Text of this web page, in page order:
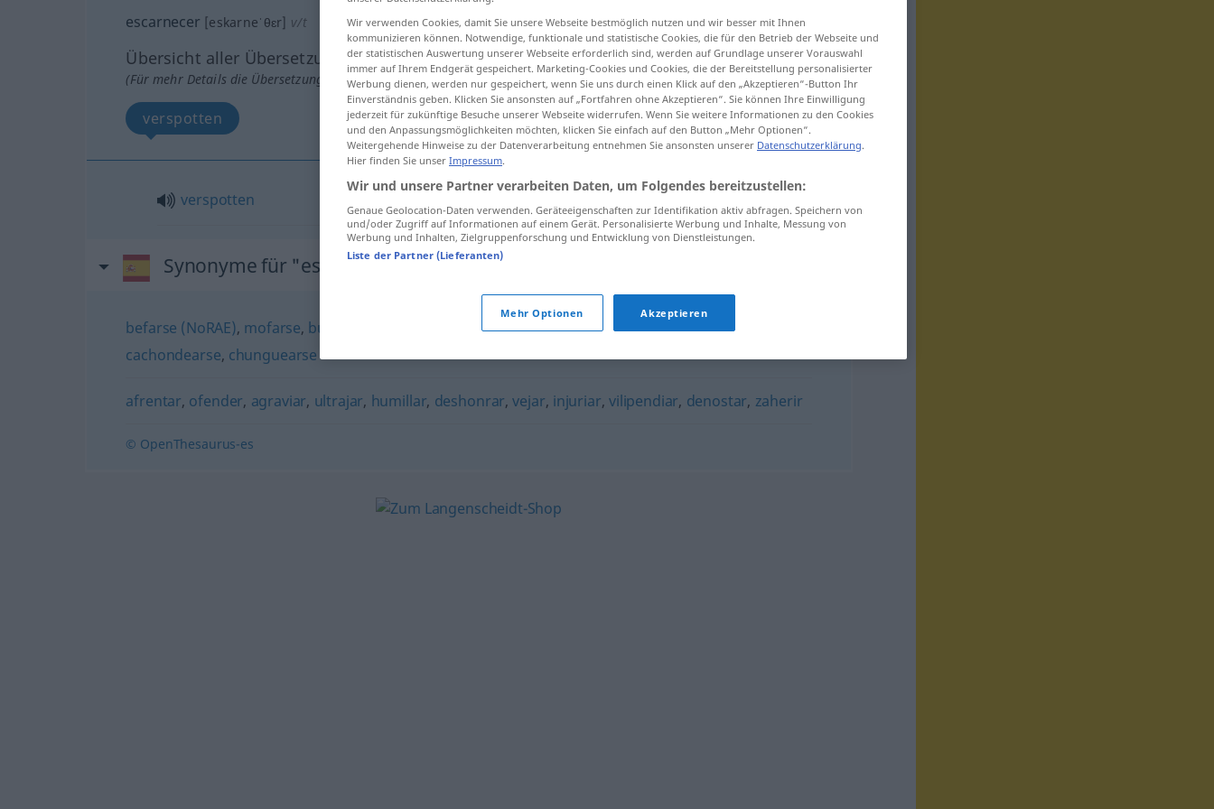
escarnecer [eskarneˈθɛr] v/t
Übersicht aller Übersetzungen
(Für mehr Details die Übersetzung anklicken/antippen)
verspotten
verspotten
Synonyme für "escarnecer"
befarse (NoRAE), mofarse, burlarse despreciar,insultar,pitorrearse,rechiflarse (NoRAE)
cachondearse, chunguearse
afrentar, ofender, agraviar, ultrajar, humillar, deshonrar,vejar, injuriar, vilipendiar, denostar, zaherir
© OpenThesaurus-es
Wir verwenden Cookies, damit Sie unsere Webseite bestmöglich nutzen und wir besser mit Ihnen
kommunizieren können. Notwendige, funktionale und statistische Cookies, die für den Betrieb der Webseite und
der statistischen Auswertung unserer Webseite erforderlich sind, werden auf Grundlage unserer Vorauswahl
immer auf Ihrem Endgerät gespeichert. Marketing-Cookies und Cookies, die der Bereitstellung personalisierter
Werbung dienen, werden nur gespeichert, wenn Sie uns durch einen Klick auf den „Akzeptieren“-Button Ihr
Einverständnis geben. Klicken Sie ansonsten auf „Fortfahren ohne Akzeptieren“. Sie können Ihre Einwilligung
jederzeit für zukünftige Besuche unserer Webseite widerrufen. Wenn Sie weitere Informationen zu den Cookies
und den Anpassungsmöglichkeiten möchten, klicken Sie einfach auf den Button „Mehr Optionen“.
Weitergehende Hinweise zu der Datenverarbeitung entnehmen Sie ansonsten unserer Datenschutzerklärung.
Hier finden Sie unser Impressum.
Wir und unsere Partner verarbeiten Daten, um Folgendes bereitzustellen:
Genaue Geolocation-Daten verwenden. Geräteeigenschaften zur Identifikation aktiv abfragen. Speichern von
und/oder Zugriff auf Informationen auf einem Gerät. Personalisierte Werbung und Inhalte, Messung von
Werbung und Inhalten, Zielgruppenforschung und Entwicklung von Dienstleistungen.
Liste der Partner (Lieferanten)
Mehr Optionen Akzeptieren